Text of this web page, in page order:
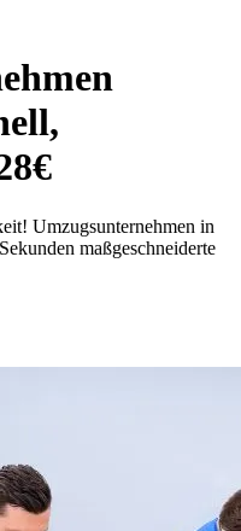
Umzugsunternehmen in
maßgeschneiderte